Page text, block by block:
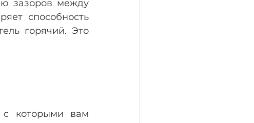
зазоров между
способность
горячий. Это
с которыми вам